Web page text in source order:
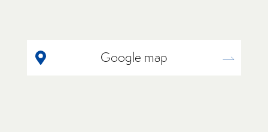
Google map